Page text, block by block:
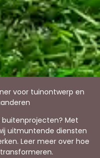
voor tuinontwerp en
buitenprojecten? Met
uitmuntende diensten
Leer meer over hoe